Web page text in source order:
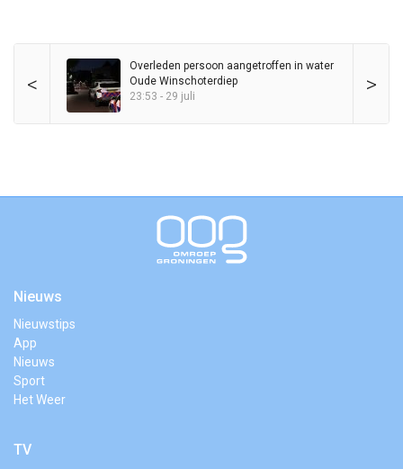
< >
Overleden persoon aangetroffen in water
Oude Winschoterdiep
23:53 - 29 juli
Nieuws
Nieuwstips
App
Nieuws
Sport
Het Weer
TV